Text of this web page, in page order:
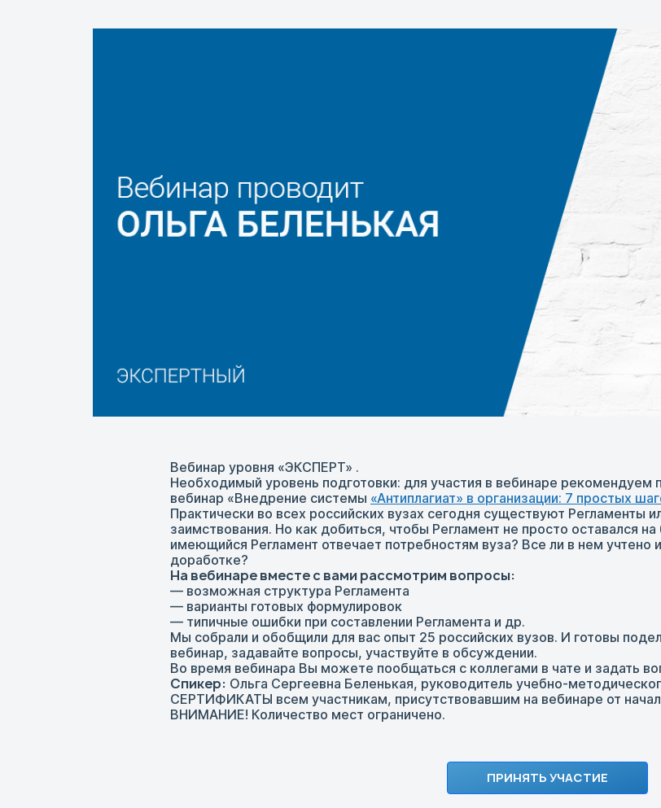
Вебинар уровня «ЭКСПЕРТ» .
Необходимый уровень подготовки: для участия в вебинаре рекомендуем
вебинар «Внедрение системы «Антиплагиат» в организации: 7 простых
Практически во всех российских вузах сегодня существуют Регламенты
заимствования. Но как добиться, чтобы Регламент не просто оставался
имеющийся Регламент отвечает потребностям вуза? Все ли в нем учтено
доработке?
На вебинаре вместе с вами рассмотрим вопросы:
— возможная структура Регламента
— варианты готовых формулировок
— типичные ошибки при составлении Регламента и др.
Мы собрали и обобщили для вас опыт 25 российских вузов. И готовы
вебинар, задавайте вопросы, участвуйте в обсуждении.
Во время вебинара Вы можете пообщаться с коллегами в чате и задать
Спикер: Ольга Сергеевна Беленькая, руководитель учебно-
СЕРТИФИКАТЫ всем участникам, присутствовавшим на вебинаре от
ВНИМАНИЕ! Количество мест ограничено.
ПРИНЯТЬ УЧАСТИЕ